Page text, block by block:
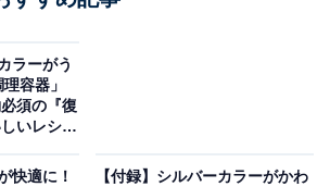
発売される『InRed2026年8月・9月
円）。付録として、「ショルダース
ラーがう
容器」
須の『復
いレシピ
快適に！
【付録】シルバーカラーがかわ